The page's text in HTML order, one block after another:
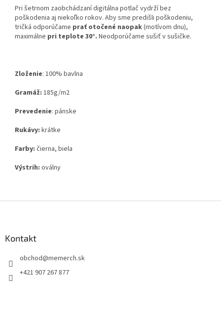
Pri šetrnom zaobchádzaní digitálna potlač vydrží bez
poškodenia aj niekoľko rokov. Aby sme predišli poškodeniu,
tričká odporúčame prať otočené naopak(motívom dnu),
maximálne pri teplote 30°. Neodporúčame sušiť v sušičke.
Zloženie: 100% bavlna
Gramáž: 185g/m2
Prevedenie: pánske
Rukávy: krátke
Farby: čierna, biela
Výstrih: oválny
Kontakt
obchod@memerch.sk
+421 907 267 877